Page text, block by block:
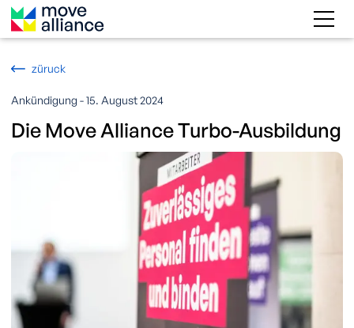
züruck
Ankündigung - 15. August 2024
Die Move Alliance Turbo-Ausbildung